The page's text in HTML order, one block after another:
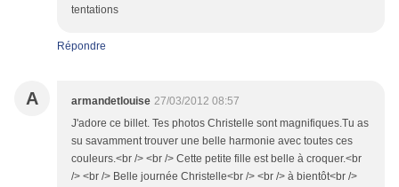
tentations
Répondre
A armandetlouise 27/03/2012 08:57
J'adore ce billet. Tes photos Christelle sont magnifiques.Tu as
su savamment trouver une belle harmonie avec toutes ces
couleurs.<br /> <br /> Cette petite fille est belle à croquer.<br
/> <br /> Belle journée Christelle<br /> <br /> à bientôt<br />